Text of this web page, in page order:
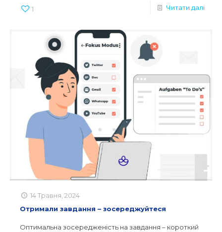
1 Читати далі
14 Травня, 2024
Отримали завдання – зосереджуйтеся
Оптимальна зосередженість на завдання – короткий